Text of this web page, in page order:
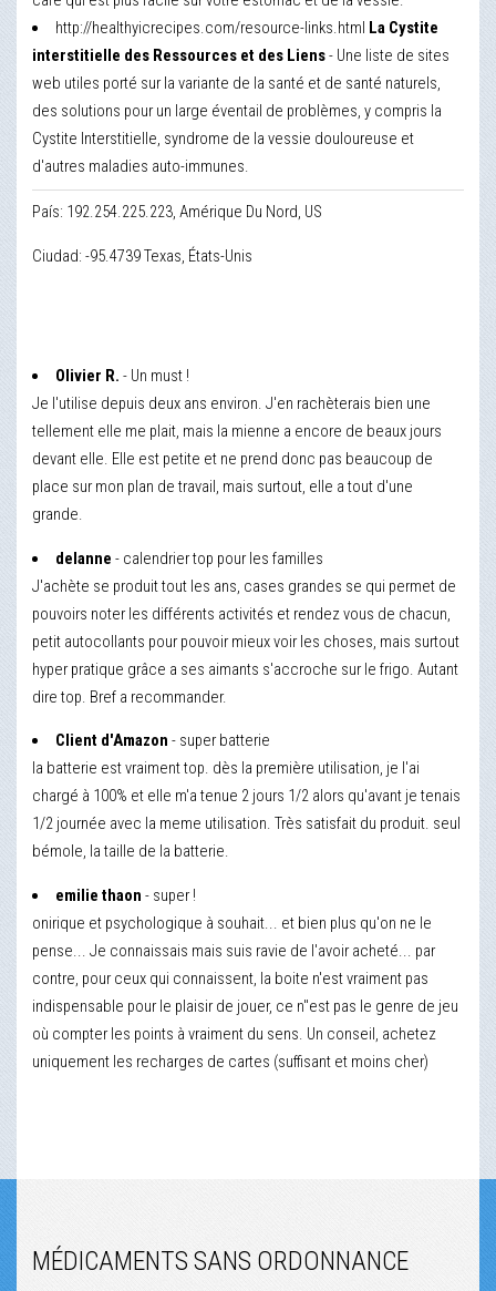
http://healthyicrecipes.com/resource-links.html La Cystite
interstitielle des Ressources et des Liens- Une liste de sites
web utiles porté sur la variante de la santé et de santé naturels,
des solutions pour un large éventail de problèmes, y compris la
Cystite Interstitielle, syndrome de la vessie douloureuse et
d'autres maladies auto-immunes.
País: 192.254.225.223, Amérique Du Nord, US
Ciudad: -95.4739 Texas, États-Unis
Olivier R. - Un must !
Je l'utilise depuis deux ans environ. J'en rachèterais bien une
tellement elle me plait, mais la mienne a encore de beaux jours
devant elle. Elle est petite et ne prend donc pas beaucoup de
place sur mon plan de travail, mais surtout, elle a tout d'une
grande.
delanne - calendrier top pour les familles
J'achète se produit tout les ans, cases grandes se qui permet de
pouvoirs noter les différents activités et rendez vous de chacun,
petit autocollants pour pouvoir mieux voir les choses, mais surtout
hyper pratique grâce a ses aimants s'accroche sur le frigo. Autant
dire top. Bref a recommander.
Client d'Amazon - super batterie
la batterie est vraiment top. dès la première utilisation, je l'ai
chargé à 100% et elle m'a tenue 2 jours 1/2 alors qu'avant je tenais
1/2 journée avec la meme utilisation. Très satisfait du produit. seul
bémole, la taille de la batterie.
emilie thaon - super !
onirique et psychologique à souhait... et bien plus qu'on ne le
pense... Je connaissais mais suis ravie de l'avoir acheté... par
contre, pour ceux qui connaissent, la boite n'est vraiment pas
indispensable pour le plaisir de jouer, ce n''est pas le genre de jeu
où compter les points à vraiment du sens. Un conseil, achetez
uniquement les recharges de cartes (suffisant et moins cher)
MÉDICAMENTS SANS ORDONNANCE